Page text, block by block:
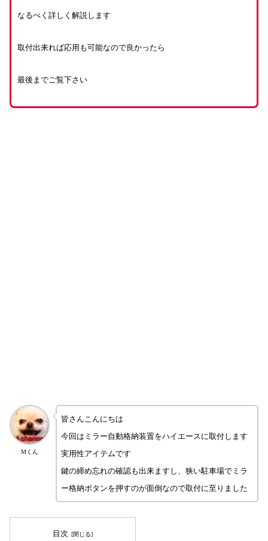
なるべく詳しく解説します
取付出来れば応用も可能なので良かったら
最後までご覧下さい
Mくん
皆さんこんにちは
今回はミラー自動格納装置をハイエースに取付します
実用性アイテムです
鍵の締め忘れの確認も出来ますし、狭い駐車場でミラ
ー格納ボタンを押すのが面倒なので取付に至りました
目次